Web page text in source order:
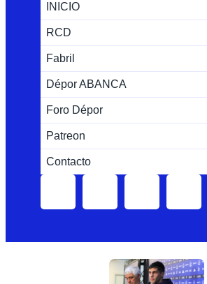
INICIO
RCD
Fabril
Dépor ABANCA
Foro Dépor
Patreon
Contacto